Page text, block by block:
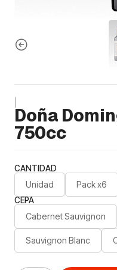
Doña
750cc
CANTIDAD
Unidad Pack x6
CEPA
Cabernet Sauvignon
Sauvignon Blanc